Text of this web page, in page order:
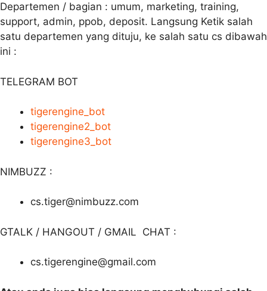
Departemen / bagian : umum, marketing, training,
support, admin, ppob, deposit. Langsung Ketik salah
satu departemen yang dituju, ke salah satu cs dibawah
ini :
TELEGRAM BOT
tigerengine_bot
tigerengine2_bot
tigerengine3_bot
NIMBUZZ :
cs.tiger@nimbuzz.com
GTALK / HANGOUT / GMAIL CHAT :
cs.tigerengine@gmail.com